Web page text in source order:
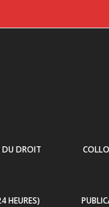
DU DROIT
HEURES)